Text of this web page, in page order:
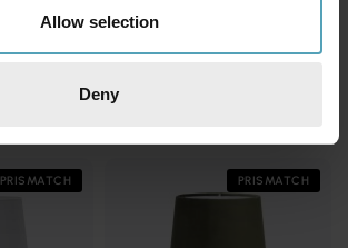
Allow selection
Deny
PR HOME
764 kr
PRISMATCH PRISMATCH